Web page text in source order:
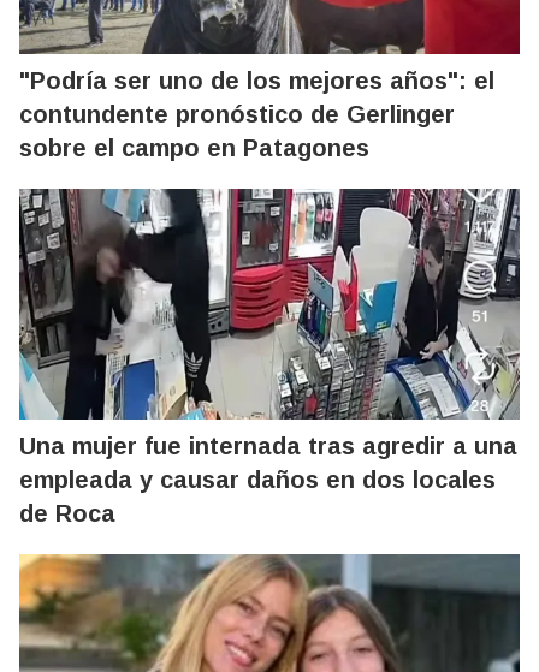
"Podría ser uno de los mejores años": el
contundente pronóstico de Gerlinger
sobre el campo en Patagones
Una mujer fue internada tras agredir a una
empleada y causar daños en dos locales
de Roca